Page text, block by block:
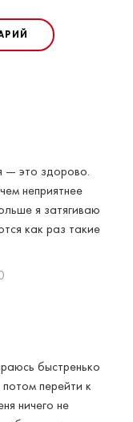
— это здорово.
неприятнее
я затягиваю
как раз такие
быстренько
перейти к
ничего не